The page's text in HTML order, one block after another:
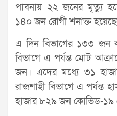
পাবনায় ২২ জনের মৃত্যু
১৪০ জন রোগী শনাক্ত
এ দিন বিভাগের ১৩৩ জন
বিভাগে এ পর্যন্ত মোট
জন। এদের মধ্যে ৩১
রাজশাহী বিভাগে এ পর্যন্ত
হাজার ৮২৯ জন কোভিড-১৯